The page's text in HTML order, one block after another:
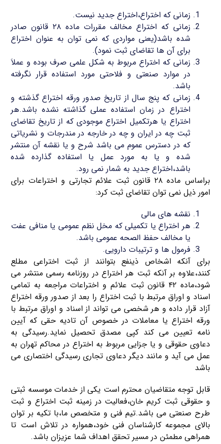
زمانی که اختراع،اختراع جدید نیست.
زمانی که اختراع مخالف مقررات ماده ۲۸ قانون صادر
شده باشد(یعنی مواردی که نمی توان به عنوان اختراع
برای آن ها تقاضای ثبت نمود).
زمانی که اختراع مربوط به شکل علمی صرف بوده و عملاَ
در موارد صنعتی و فلاحتی مورد استفاده قرار نگرفته
باشد.
زمانی که پنج سال از تاریخ صدور ورقه اختراع گذشته و
اختراع در زمان استفاده عملی گذاشته نشده باشد.هر
اختراع یا هرتکمیل اختراع موجودی که از تاریخ تقاضای
ثبت چه در ایران و چه در خارجه در مندرجات و نشریاتی
که در دسترس عموم می باشد شرح و یا نقشه آن منتشر
شده و یا به مورد عمل یا استفاده گذارده شده
باشد،اختراع جدید به شمار نمی رود.
براساس ماده ۲۸ قانون ثبت علائم تجارتی و اختراعات برای
امور ذیل نمی توان تقاضای ثبت کرد:
نقشه های مالی
هر اختراع یا تکمیلی که مخل نظم عمومی یا منافی عفت
یا مخالف حفظ الصحه عمومی باشد.
فرمول ها و ترتیبات دارویی.
برای آنکه اشخاص ذینفع بتوانند از ثبت اختراعی مطلع
کنند،علاوه بر آنکه ثبت هر اختراع در روزنامه رسمی منتشر می
شود،ماده ۴۲ قانون ثبت علائم و اختراعات مراجعه به تمامی
اسناد و اوراق مرتبط با ثبت اختراع را بعد از صدور ورقه اختراع
آزاد قرار داده و هر شخصی می تواند از اسناد و اوراق مرتبط با
ورقه اختراع یا معاملات در خصوص آن تادیه حقی که آیین
نامه تعیین می کند کپی مصدق تحصیل نماید.رسیدگی به
دعاوی حقوقی و یا جزایی مربوط به اختراع در محاکم تهران به
عمل می آید و مانند دیگر دعاوی تجاری رسیدگی اختصاری می
باشد
قابل توجه متقاضیان محترم است یکی از خدمات موسسه ثبتی
و حقوقی ثبت کریم خان،فعالیت در زمینه ثبت اختراع و ثبت
طرح صنعتی می باشد.تیم فنی و متخصص ما،با تکیه بر توان
بالای مجموعه کارشناسان فنی خود،همواره در تلاش است تا
همراهی مطمئن در مسیر تحقق اهداف شما عزیزان باشد.